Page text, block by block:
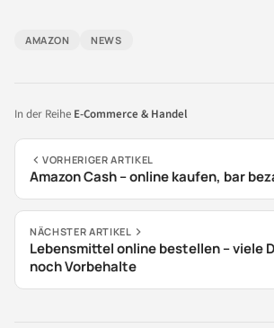
AMAZON NEWS
In der Reihe E-Commerce & Handel
VORHERIGER ARTIKEL
Amazon Cash – online kaufen, bar
NÄCHSTER ARTIKEL
Lebensmittel online bestellen – viele
noch Vorbehalte